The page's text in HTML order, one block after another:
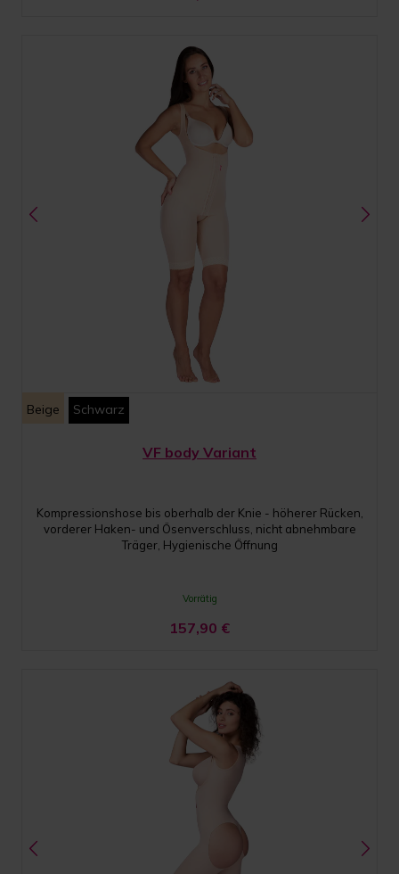
Beige Schwarz
VF body Variant
Kompressionshose bis oberhalb der Knie - höherer Rücken,
vorderer Haken- und Ösenverschluss, nicht abnehmbare
Träger, Hygienische Öffnung
Vorrätig
157,90 €